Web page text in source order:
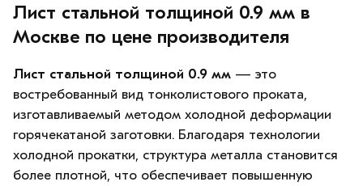
Лист стальной толщиной 0.9 мм в
Москве по цене производителя
Лист стальной толщиной 0.9 мм — это
востребованный вид тонколистового проката,
изготавливаемый методом холодной деформации
горячекатаной заготовки. Благодаря технологии
холодной прокатки, структура металла становится
более плотной, что обеспечивает повышенную